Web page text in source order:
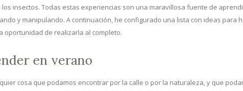
insectos. Todas estas experiencias son una maravillosa fuente de
y manipulando. A continuación, he configurado una lista con ideas para
oportunidad de realizarla al completo.
en verano
cosa que podamos encontrar por la calle o por la naturaleza, y que